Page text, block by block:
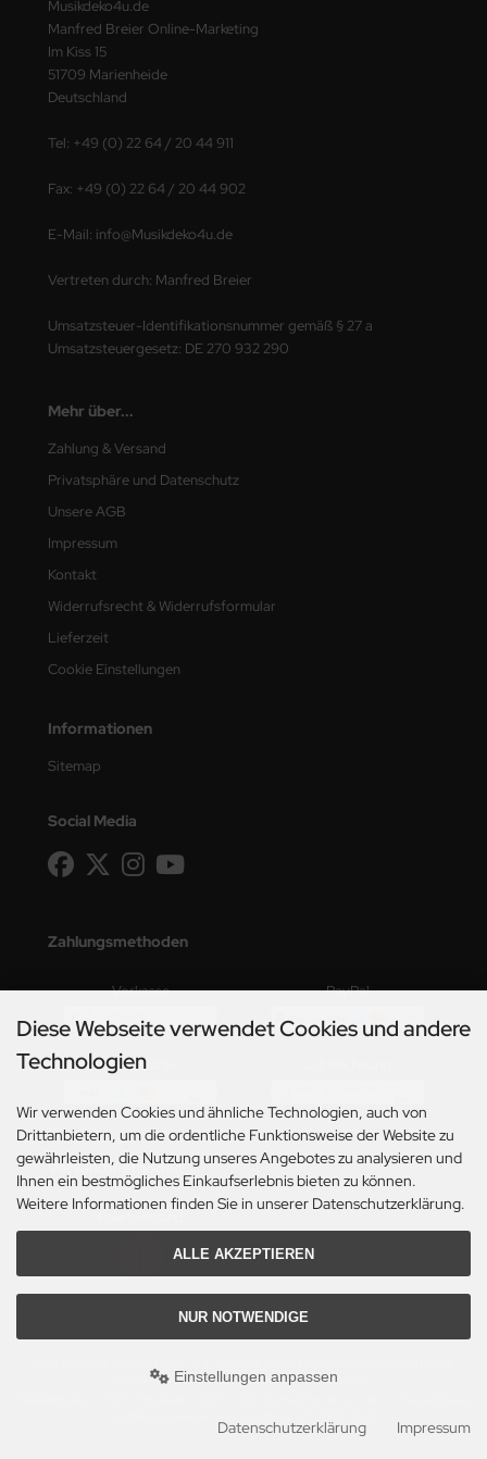
Musikdeko4u.de
Manfred Breier Online-Marketing
Im Kiss 15
51709 Marienheide
Deutschland
Tel: +49 (0) 22 64 / 20 44 911
Fax: +49 (0) 22 64 / 20 44 902
E-Mail: info@Musikdeko4u.de
Vertreten durch: Manfred Breier
Umsatzsteuer-Identifikationsnummer gemäß § 27 a
Umsatzsteuergesetz: DE 270 932 290
Mehr über...
Zahlung & Versand
Privatsphäre und Datenschutz
Unsere AGB
Impressum
Kontakt
Widerrufsrecht & Widerrufsformular
Lieferzeit
Cookie Einstellungen
Informationen
Sitemap
Social Media
Zahlungsmethoden
Vorkasse PayPal
Kreditkarte
Versandmethoden
entsprechen dem bisherigen Preis bei Musikdeko4u.
Diese Webseite verwendet Cookies und andere
Technologien
Wir verwenden Cookies und ähnliche Technologien, auch von
Drittanbietern, um die ordentliche Funktionsweise der Website zu
gewährleisten, die Nutzung unseres Angebotes zu analysieren und
Ihnen ein bestmögliches Einkaufserlebnis bieten zu können.
Weitere Informationen finden Sie in unserer Datenschutzerklärung.
ALLE AKZEPTIEREN
NUR NOTWENDIGE
Einstellungen anpassen
Datenschutzerklärung Impressum